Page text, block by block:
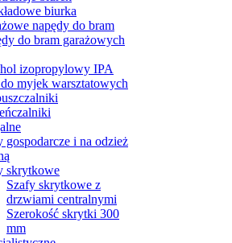
biurka
napędy do bram
do bram garażowych
izopropylowy IPA
do myjek warsztatowych
gospodarcze i na odzież
skrytkowe
Szafy skrytkowe z
drzwiami centralnymi
Szerokość skrytki 300
mm